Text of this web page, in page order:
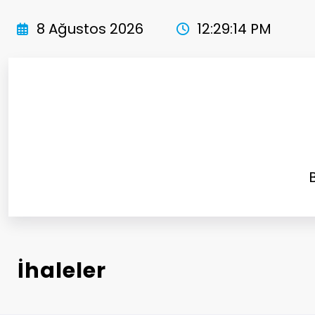
atla
8 Ağustos 2026 12:29:14 PM
İhaleler